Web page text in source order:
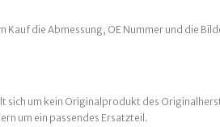
Kauf die Abmessung, OE Nummer und die
sich um kein Originalprodukt des
um ein passendes Ersatzteil.